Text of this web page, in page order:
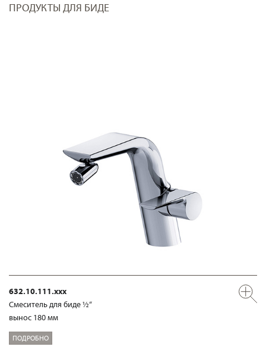
ПРОДУКТЫ ДЛЯ БИДЕ
632.10.111.xxx
Смеситель для биде ½“
вынос 180 мм
ПОДРОБНО